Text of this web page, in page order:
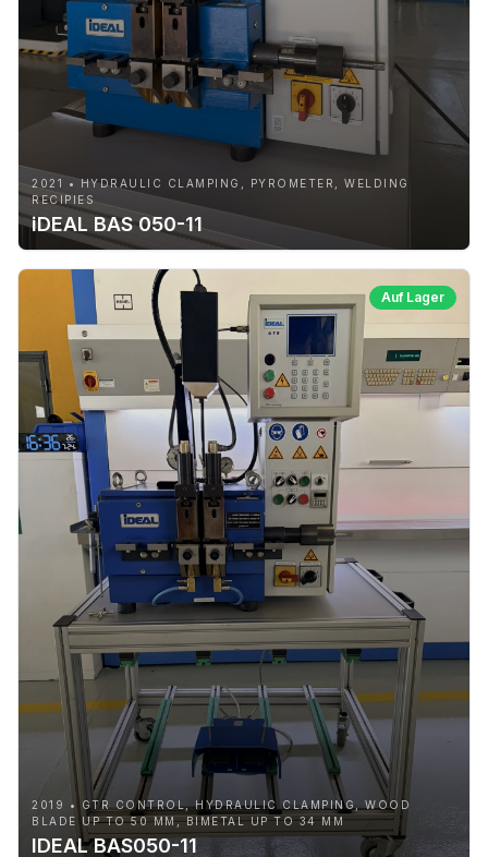
2021 • HYDRAULIC CLAMPING, PYROMETER, WELDING
RECIPIES
iDEAL BAS 050-11
Auf Lager
2019 • GTR CONTROL, HYDRAULIC CLAMPING, WOOD
BLADE UP TO 50 MM, BIMETAL UP TO 34 MM
IDEAL BAS050-11